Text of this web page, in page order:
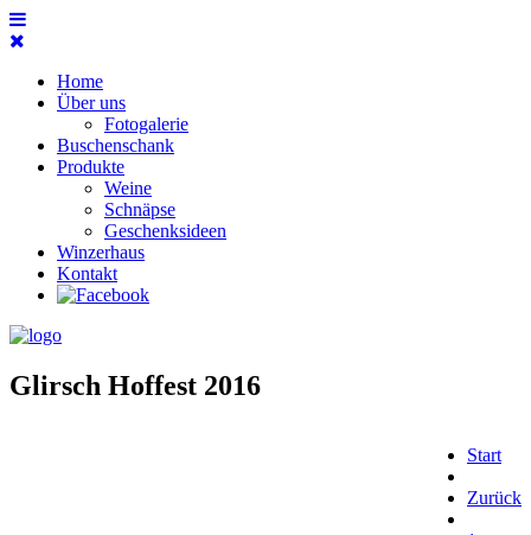
Home
Über uns
Fotogalerie
Buschenschank
Produkte
Weine
Schnäpse
Geschenksideen
Winzerhaus
Kontakt
Glirsch Hoffest 2016
Start
Zurück